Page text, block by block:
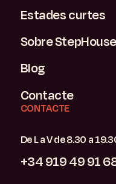
Estades curtes
Sobre StepHouse
Blog
Contacte
CONTACTE
De L a V de 8.30 a
+34 919 49 91